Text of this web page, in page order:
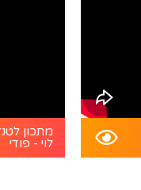
מתכון
לוי - פודי